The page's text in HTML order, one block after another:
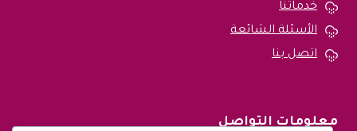
خدماتنا
الأسئلة الشائعة
اتصل بنا
معلومات التواصل